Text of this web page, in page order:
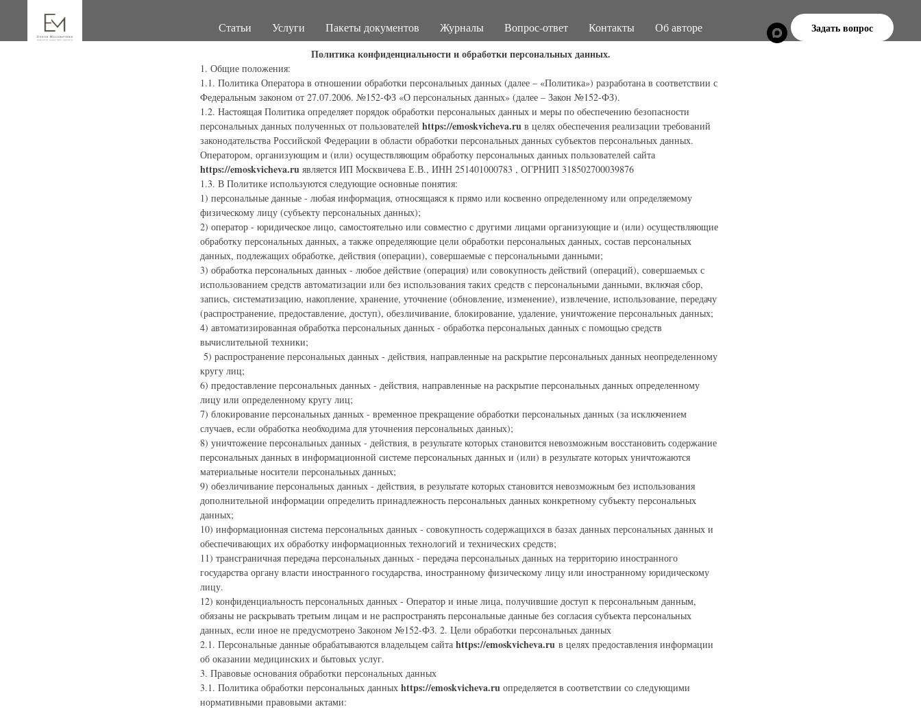
Статьи Услуги Пакеты документов Журналы Вопрос-ответ Контакты Об авторе
Задать вопрос
Политика конфиденциальности и обработки персональных данных.
1. Общие положения:
1.1. Политика Оператора в отношении обработки персональных данных (далее – «Политика») разработана в соответствии с
Федеральным законом от 27.07.2006. №152-ФЗ «О персональных данных» (далее – Закон №152-ФЗ).
1.2. Настоящая Политика определяет порядок обработки персональных данных и меры по обеспечению безопасности
персональных данных полученных от пользователей https://emoskvicheva.ru в целях обеспечения реализации требований
законодательства Российской Федерации в области обработки персональных данных субъектов персональных данных.
Оператором, организующим и (или) осуществляющим обработку персональных данных пользователей сайта
https://emoskvicheva.ru является ИП Москвичева Е.В., ИНН 251401000783 , ОГРНИП 318502700039876
1.3. В Политике используются следующие основные понятия:
1) персональные данные - любая информация, относящаяся к прямо или косвенно определенному или определяемому
физическому лицу (субъекту персональных данных);
2) оператор - юридическое лицо, самостоятельно или совместно с другими лицами организующие и (или) осуществляющие
обработку персональных данных, а также определяющие цели обработки персональных данных, состав персональных
данных, подлежащих обработке, действия (операции), совершаемые с персональными данными;
3) обработка персональных данных - любое действие (операция) или совокупность действий (операций), совершаемых с
использованием средств автоматизации или без использования таких средств с персональными данными, включая сбор,
запись, систематизацию, накопление, хранение, уточнение (обновление, изменение), извлечение, использование, передачу
(распространение, предоставление, доступ), обезличивание, блокирование, удаление, уничтожение персональных данных;
4) автоматизированная обработка персональных данных - обработка персональных данных с помощью средств
вычислительной техники;
5) распространение персональных данных - действия, направленные на раскрытие персональных данных неопределенному
кругу лиц;
6) предоставление персональных данных - действия, направленные на раскрытие персональных данных определенному
лицу или определенному кругу лиц;
7) блокирование персональных данных - временное прекращение обработки персональных данных (за исключением
случаев, если обработка необходима для уточнения персональных данных);
8) уничтожение персональных данных - действия, в результате которых становится невозможным восстановить содержание
персональных данных в информационной системе персональных данных и (или) в результате которых уничтожаются
материальные носители персональных данных;
9) обезличивание персональных данных - действия, в результате которых становится невозможным без использования
дополнительной информации определить принадлежность персональных данных конкретному субъекту персональных
данных;
10) информационная система персональных данных - совокупность содержащихся в базах данных персональных данных и
обеспечивающих их обработку информационных технологий и технических средств;
11) трансграничная передача персональных данных - передача персональных данных на территорию иностранного
государства органу власти иностранного государства, иностранному физическому лицу или иностранному юридическому
лицу.
12) конфиденциальность персональных данных - Оператор и иные лица, получившие доступ к персональным данным,
обязаны не раскрывать третьим лицам и не распространять персональные данные без согласия субъекта персональных
данных, если иное не предусмотрено Законом №152-ФЗ. 2. Цели обработки персональных данных
2.1. Персональные данные обрабатываются владельцем сайта https://emoskvicheva.ru в целях предоставления информации
об оказании медицинских и бытовых услуг.
3. Правовые основания обработки персональных данных
3.1. Политика обработки персональных данных https://emoskvicheva.ru определяется в соответствии со следующими
нормативными правовыми актами: